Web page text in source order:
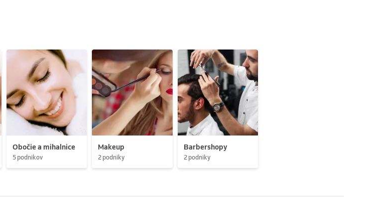
Obočie a mihalnice
5 podnikov
Makeup
2 podniky
Barbershopy
2 podniky